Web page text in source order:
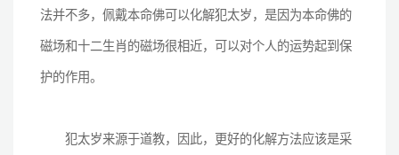
法并不多，佩戴本命佛可以化解犯太岁，是因为本命佛的
磁场和十二生肖的磁场很相近，可以对个人的运势起到保
护的作用。
犯太岁来源于道教，因此，更好的化解方法应该是采